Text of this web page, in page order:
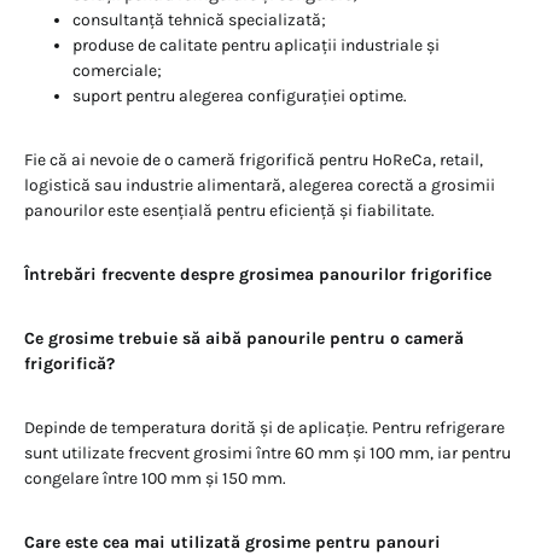
consultanță tehnică specializată;
produse de calitate pentru aplicații industriale și
comerciale;
suport pentru alegerea configurației optime.
Fie că ai nevoie de o cameră frigorifică pentru HoReCa, retail,
logistică sau industrie alimentară, alegerea corectă a grosimii
panourilor este esențială pentru eficiență și fiabilitate.
Întrebări frecvente despre grosimea panourilor frigorifice
Ce grosime trebuie să aibă panourile pentru o cameră
frigorifică?
Depinde de temperatura dorită și de aplicație. Pentru refrigerare
sunt utilizate frecvent grosimi între 60 mm și 100 mm, iar pentru
congelare între 100 mm și 150 mm.
Care este cea mai utilizată grosime pentru panouri